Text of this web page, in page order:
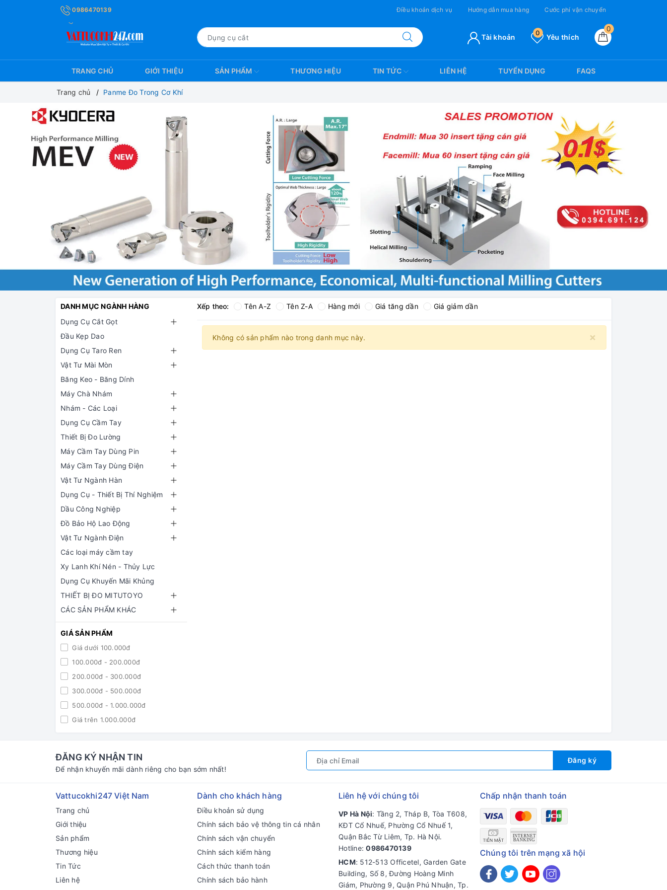
0986470139 Điều khoản dịch vụ Hướng dẫn mua hàng Cước phí vận chuyển
0
Yêu thích
0
Tài khoản
TRANG CHỦ GIỚI THIỆU SẢN PHẨM THƯƠNG HIỆU TIN TỨC LIÊN HỆ TUYỂN DỤNG FAQS
Trang chủ Panme Đo Trong Cơ Khí
DANH MỤC NGÀNH HÀNG
Dụng Cụ Cắt Gọt
Đầu Kẹp Dao
Dụng Cụ Taro Ren
Vật Tư Mài Mòn
Băng Keo - Băng Dính
Máy Chà Nhám
Nhám - Các Loại
Dụng Cụ Cầm Tay
Thiết Bị Đo Lường
Máy Cầm Tay Dùng Pin
Máy Cầm Tay Dùng Điện
Vật Tư Ngành Hàn
Dụng Cụ - Thiết Bị Thí Nghiệm
Dầu Công Nghiệp
Đồ Bảo Hộ Lao Động
Vật Tư Ngành Điện
Các loại máy cầm tay
Xy Lanh Khí Nén - Thủy Lực
Dụng Cụ Khuyến Mãi Khủng
THIẾT BỊ ĐO MITUTOYO
CÁC SẢN PHẨM KHÁC
GIÁ SẢN PHẨM
Giá dưới 100.000đ
100.000đ - 200.000đ
200.000đ - 300.000đ
300.000đ - 500.000đ
500.000đ - 1.000.000đ
Giá trên 1.000.000đ
Xếp theo: Tên A-Z Tên Z-A Hàng mới Giá tăng dần Giá giảm dần
×
Không có sản phẩm nào trong danh mục này.
ĐĂNG KÝ NHẬN TIN
Để nhận khuyến mãi dành riêng cho bạn sớm nhất!
Đăng ký
Vattucokhi247 Việt Nam
Trang chủ
Giới thiệu
Sản phẩm
Thương hiệu
Tin Tức
Liên hệ
Dành cho khách hàng
Điều khoản sử dụng
Chính sách bảo vệ thông tin cá nhân
Chính sách vận chuyển
Chính sách kiểm hàng
Cách thức thanh toán
Chính sách bảo hành
Liên hệ với chúng tôi
VP Hà Nội: Tầng 2, Tháp B, Tòa T608,
KĐT Cổ Nhuế, Phường Cổ Nhuế 1,
Quận Bắc Từ Liêm, Tp. Hà Nội.
Hotline:0986470139
HCM: 512-513 Officetel, Garden Gate
Building, Số 8, Đường Hoàng Minh
Giám, Phường 9, Quận Phú Nhuận, Tp.
Chấp nhận thanh toán
Chúng tôi trên mạng xã hội